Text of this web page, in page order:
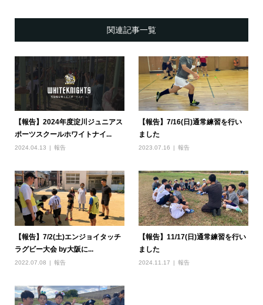
関連記事一覧
【報告】2024年度淀川ジュニアス
ポーツスクールホワイトナイ...
2024.04.13 報告
【報告】7/16(日)通常練習を行い
ました
2023.07.16 報告
【報告】7/2(土)エンジョイタッチ
ラグビー大会 by大阪に...
2022.07.08 報告
【報告】11/17(日)通常練習を行い
ました
2024.11.17 報告